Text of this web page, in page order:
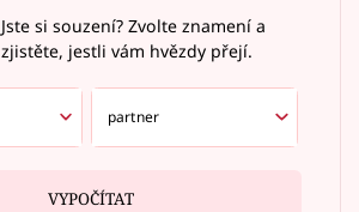
Jste si souzení? Zvolte znamení a
zjistěte, jestli vám hvězdy přejí.
VYPOČÍTAT